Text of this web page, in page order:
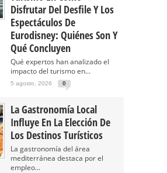
Disfrutar Del Desfile Y Los
Espectáculos De
Eurodisney: Quiénes Son Y
Qué Concluyen
Qué expertos han analizado el
impacto del turismo en...
5 agosto, 2026 0
La Gastronomía Local
Influye En La Elección De
Los Destinos Turísticos
La gastronomía del área
mediterránea destaca por el
empleo...